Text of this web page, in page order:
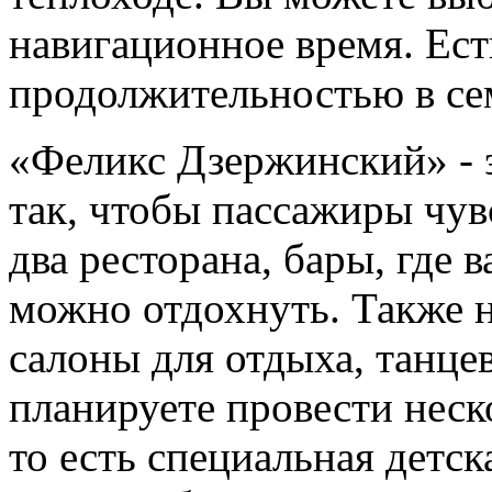
навигационное время.
продолжительностью в
«Феликс Дзержинский» -
так, чтобы пассажиры
два ресторана, бары, где
можно отдохнуть. Также
салоны для отдыха,
планируете провести
то есть специальная